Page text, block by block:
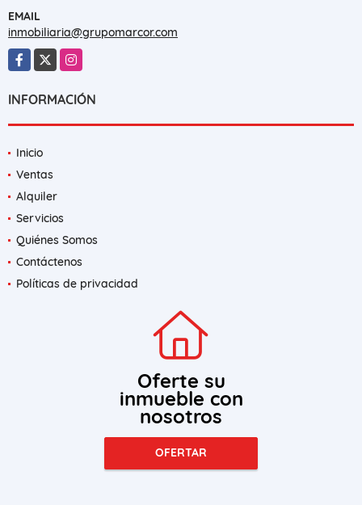
EMAIL
inmobiliaria@grupomarcor.com
Facebook
X Instagram
INFORMACIÓN
Inicio
Ventas
Alquiler
Servicios
Quiénes Somos
Contáctenos
Políticas de privacidad
Oferte su
inmueble con
nosotros
OFERTAR